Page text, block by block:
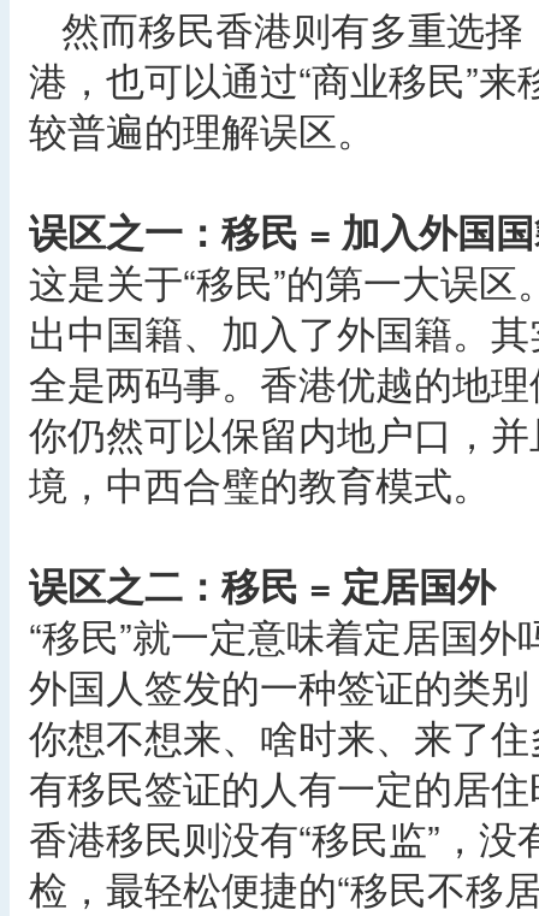
然而移民香港则有多重选择
港，也可以通过“商业移民”
较普遍的理解误区。
误区之一：移民 = 加入外国
这是关于“移民”的第一大误
出中国籍、加入了外国籍。其
全是两码事。香港优越的地
你仍然可以保留内地户口，
境，中西合璧的教育模式。
误区之二：移民 = 定居国外
“移民”就一定意味着定居国
外国人签发的一种签证的类
你想不想来、啥时来、来了
有移民签证的人有一定的居
香港移民则没有“移民监”，
检，最轻松便捷的“移民不移